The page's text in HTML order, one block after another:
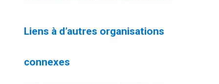
Liens à d’autres organisations
connexes